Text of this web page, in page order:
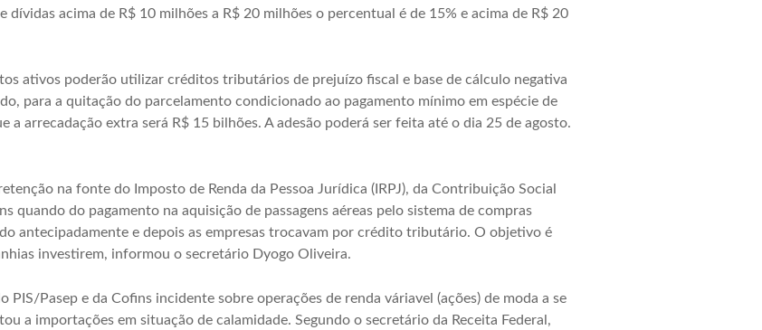
dívidas acima de R$ 10 milhões a R$ 20 milhões o percentual é de 15% e acima de R$ 20
ativos poderão utilizar créditos tributários de prejuízo fiscal e base de cálculo negativa
para a quitação do parcelamento condicionado ao pagamento mínimo em espécie de
a arrecadação extra será R$ 15 bilhões. A adesão poderá ser feita até o dia 25 de agosto.
na fonte do Imposto de Renda da Pessoa Jurídica (IRPJ), da Contribuição Social
quando do pagamento na aquisição de passagens aéreas pelo sistema de compras
antecipadamente e depois as empresas trocavam por crédito tributário. O objetivo é
investirem, informou o secretário Dyogo Oliveira.
Pasep e da Cofins incidente sobre operações de renda váriavel (ações) de moda a se
a importações em situação de calamidade. Segundo o secretário da Receita Federal,